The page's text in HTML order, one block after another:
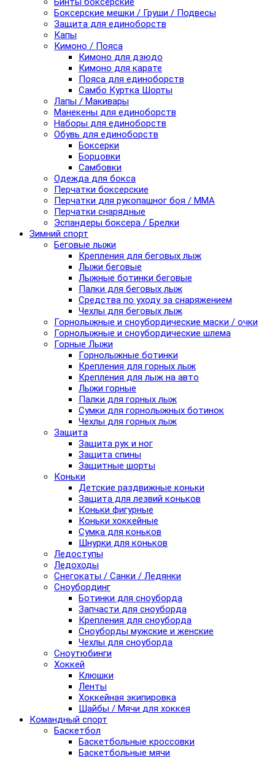
Боксерские мешки / Груши / Подвесы
Защита для единоборств
Капы
Кимоно / Пояса
Кимоно для дзюдо
Кимоно для карате
Пояса для единоборств
Самбо Куртка Шорты
Лапы / Макивары
Манекены для единоборств
Наборы для единоборств
Обувь для единоборств
Боксерки
Борцовки
Самбовки
Одежда для бокса
Перчатки боксерские
Перчатки для рукопашног боя / ММА
Перчатки снарядные
Эспандеры боксера / Брелки
Зимний спорт
Беговые лыжи
Крепления для беговых лыж
Лыжи беговые
Лыжные ботинки беговые
Палки для беговых лыж
Средства по уходу за снаряжением
Чехлы для беговых лыж
Горнолыжные и сноубордические маски / очки
Горнолыжные и сноубордические шлема
Горные Лыжи
Горнолыжные ботинки
Крепления для горных лыж
Крепления для лыж на авто
Лыжи горные
Палки для горных лыж
Сумки для горнолыжных ботинок
Чехлы для горных лыж
Защита
Защита рук и ног
Защита спины
Защитные шорты
Коньки
Детские раздвижные коньки
Защита для лезвий коньков
Коньки фигурные
Коньки хоккейные
Сумка для коньков
Шнурки для коньков
Ледоступы
Ледоходы
Снегокаты / Санки / Ледянки
Сноубординг
Ботинки для сноуборда
Запчасти для сноуборда
Крепления для сноуборда
Сноуборды мужские и женские
Чехлы для сноуборда
Сноутюбинги
Хоккей
Клюшки
Ленты
Хоккейная экипировка
Шайбы / Мячи для хоккея
Командный спорт
Баскетбол
Баскетбольные кроссовки
Баскетбольные мячи